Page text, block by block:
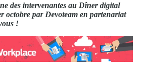
des intervenantes au Dîner digital
octobre par Devoteam en partenariat
!